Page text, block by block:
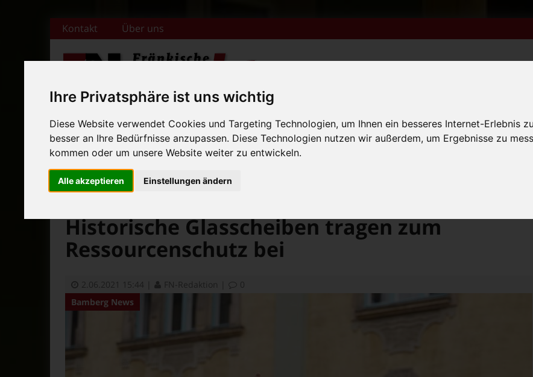
Ihre Privatsphäre ist uns wichtig
Diese Website verwendet Cookies und Targeting Technologien, um Ihnen ein besseres Internet-Erlebnis
besser an Ihre Bedürfnisse anzupassen. Diese Technologien nutzen wir außerdem, um Ergebnisse zu
kommen oder um unsere Website weiter zu entwickeln.
Alle akzeptieren Einstellungen ändern
Zum Inhalt springen
Kontakt Über uns
Startseite Magazin Veranstaltungskalender Kleinanzeigen FN-Ausgaben online lesen
News-Ticker:
+++ Bamberger Biertage vom 6. bis 9. August +++
+++ Blues- und Jazzfestival vom 31.7. bis 9.8. +++
+++ Bamberger Biertage vom 6. bis 9. August +++
+++ Blues- und Jazzfestival vom 31.7. bis 9.8. +++
Fränkische Nacht
Historische Glasscheiben tragen zum
Ressourcenschutz bei
2.06.2021 15:44 FN-Redaktion
0
Bamberg News